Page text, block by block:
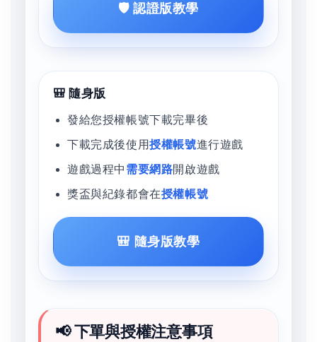
🛡️ 認證版教學
🎒 隨身版
發給您授權帳號下載完畢後
下載完成後使用授權帳號進行遊戲
遊戲過程中 需要網路開啟遊戲
獎盃與紀錄都會在授權帳號
🎒 隨身版教學
📢 下單與授權注意事項